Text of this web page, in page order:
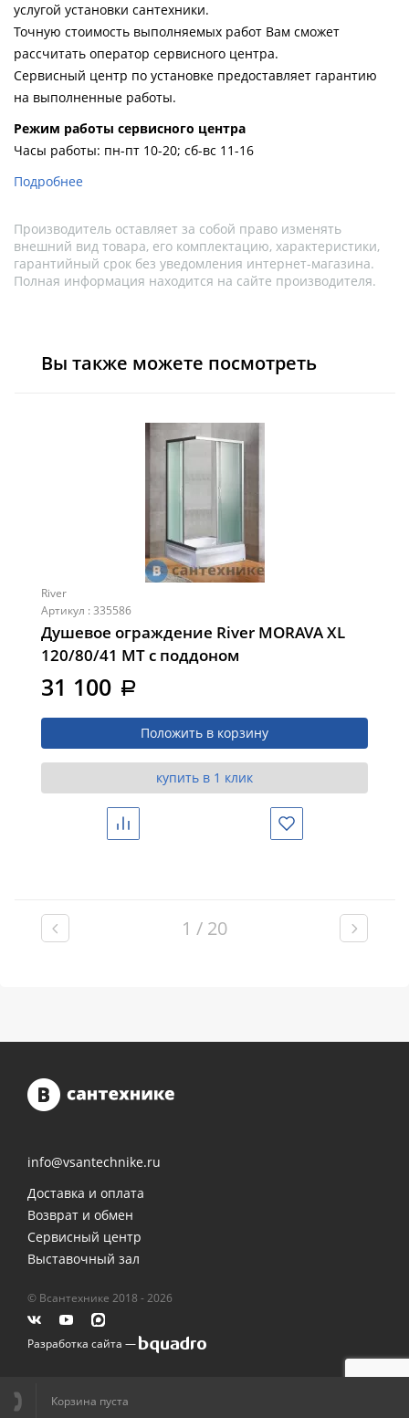
услугой установки сантехники.
Точную стоимость выполняемых работ Вам сможет
рассчитать оператор сервисного центра.
Сервисный центр по установке предоставляет гарантию
на выполненные работы.
Pежим работы сервисного центра
Часы работы: пн-пт 10-20; сб-вс 11-16
Подробнее
Производитель оставляет за собой право изменять
внешний вид товара, его комплектацию, характеристики,
гарантийный срок без уведомления интернет-магазина.
Полная информация находится на сайте производителя.
Вы также можете посмотреть
River
Артикул : 335586
Душевое ограждение River MORAVA XL
120/80/41 MT с поддоном
31 100 a
Положить в корзину
купить в 1 клик
Сравнить Избранное
1 / 20
Корзина пуста
info@vsantechnike.ru
Доставка и оплата
Возврат и обмен
Сервисный центр
Выставочный зал
© Всантехнике 2018 - 2026
Разработка сайта —